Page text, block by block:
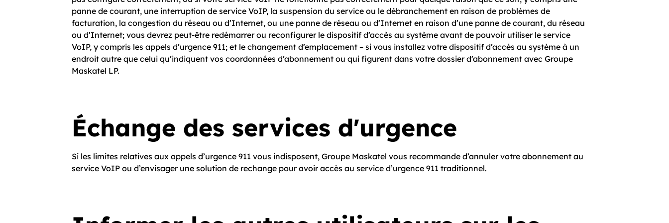
panne de courant, une interruption de service VoIP, la suspension du service ou le débranchement en raison de problèmes de
facturation, la congestion du réseau ou d’Internet, ou une panne de réseau ou d’Internet en raison d’une panne de courant, du réseau
ou d’Internet; vous devrez peut-être redémarrer ou reconfigurer le dispositif d’accès au système avant de pouvoir utiliser le service
VoIP, y compris les appels d’urgence 9­1­1; et le changement d’emplacement – si vous installez votre dispositif d’accès au système à un
endroit autre que celui qu’indiquent vos coordonnées d’abonnement ou qui figurent dans votre dossier d’abonnement avec Groupe
Maskatel LP.
Échange des services d'urgence
Si les limites relatives aux appels d’urgence 9­1­1 vous indisposent, Groupe Maskatel vous recommande d’annuler votre abonnement au
service VoIP ou d’envisager une solution de rechange pour avoir accès au service d’urgence 9­1­1 traditionnel.